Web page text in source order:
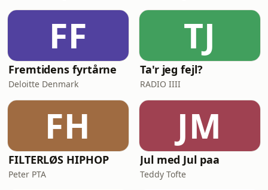
FF
Fremtidens fyrtårne
Deloitte Denmark
TJ
Ta'r jeg fejl?
RADIO IIII
FH
FILTERLØS HIPHOP
Peter PTA
JM
Jul med Jul paa
Teddy Tofte